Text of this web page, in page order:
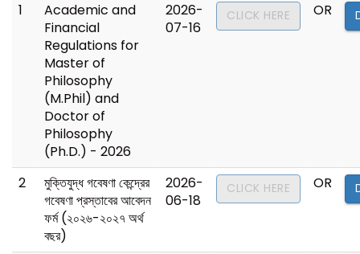
1
Academic and
Financial
Regulations for
Master of
Philosophy
(M.Phil) and
Doctor of
Philosophy
(Ph.D.) - 2026
2026-
07-16
CLICK HERE OR
2
মুক্তিযুদ্ধ গবেষণা কেন্দ্রের
গবেষণা প্রস্তাবের আবেদন
ফর্ম (২০২৬-২০২৭ অর্থ
বছর)
2026-
06-18
CLICK HERE OR